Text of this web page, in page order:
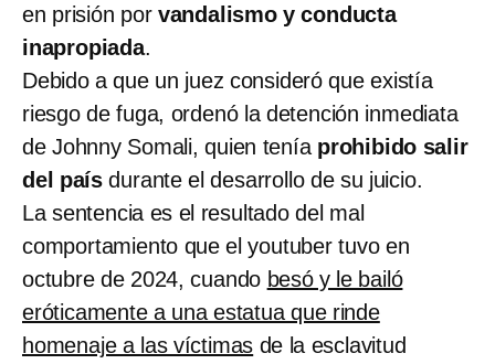
en prisión por vandalismo y conducta
inapropiada.
Debido a que un juez consideró que existía
riesgo de fuga, ordenó la detención inmediata
de Johnny Somali, quien tenía prohibido salir
del país durante el desarrollo de su juicio.
La sentencia es el resultado del mal
comportamiento que el youtuber tuvo en
octubre de 2024, cuando besó y le bailó
eróticamente a una estatua que rinde
homenaje a las víctimas de la esclavitud